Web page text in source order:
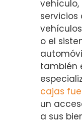
o el
también
cajas
un
a sus